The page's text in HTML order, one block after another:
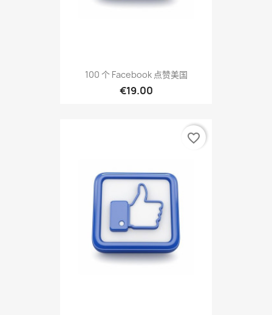
100 个 Facebook 点赞美国
€19.00
favorite_border